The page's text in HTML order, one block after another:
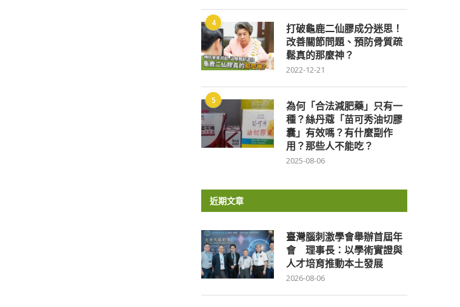
4
打破龜鹿二仙膠成分迷思！
改善關節問題、預防骨質疏
鬆真的那麼神？
2022-12-21
5
為何「合法減肥藥」只有一
種？絲丹蔻「苗可秀油切膠
囊」有效嗎？有什麼副作
用？那些人不能吃？
2025-08-06
近期文章
臺灣腦刺激學會舉辦首屆年
會 理事長：以學術實證與
人才培育推動本土發展
2026-08-06